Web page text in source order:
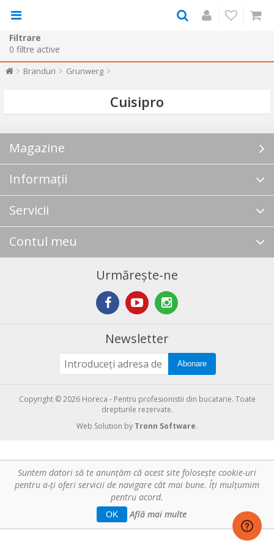
Filtrare
0 filtre active
Branduri Grunwerg
Cuisipro
Magazine
Informații
Servicii
Contul meu
Urmărește-ne
Newsletter
Abonare
Copyright © 2026 Horeca - Pentru profesionistii din bucatarie. Toate
drepturile rezervate.
Web Solution by Tronn Software.
Suntem datori să te anunţăm că acest site foloseşte cookie-uri
pentru a-ți oferi servicii de navigare cât mai bune. Îţi mulțumim
pentru acord.
OK Află mai multe